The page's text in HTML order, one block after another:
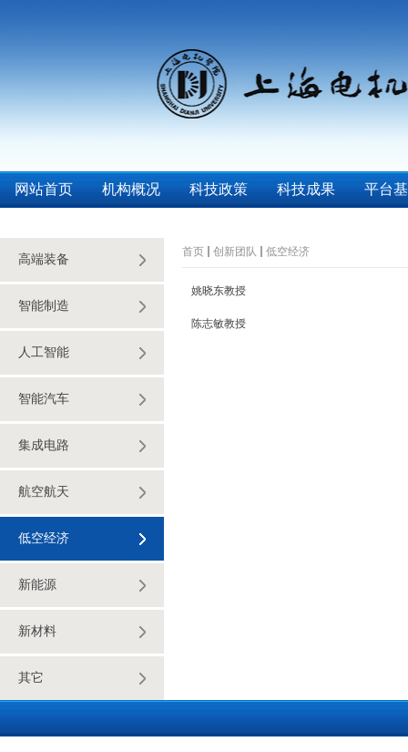
网站首页 机构概况 科技政策 科技成果 平台
高端装备
智能制造
人工智能
智能汽车
集成电路
航空航天
低空经济
新能源
新材料
其它
首页 创新团队 低空经济
姚晓东教授
陈志敏教授